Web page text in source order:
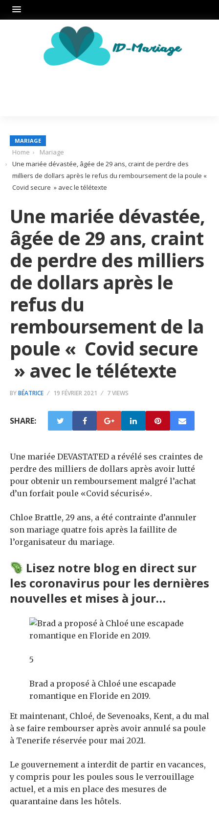
MARIAGE
Home
Mariage
Une mariée dévastée, âgée de 29 ans, craint de perdre des
milliers de dollars après le refus du remboursement de la poule «
Covid secure » avec le télétexte
Une mariée dévastée,
âgée de 29 ans, craint
de perdre des milliers
de dollars après le
refus du
remboursement de la
poule « Covid secure
» avec le télétexte
BYBÉATRICE 19 FÉVRIER 2021 7 VIEWS
SHARE:
Une mariée DEVASTATED a révélé ses craintes de
perdre des milliers de dollars après avoir lutté
pour obtenir un remboursement malgré l’achat
d’un forfait poule «Covid sécurisé».
Chloe Brattle, 29 ans, a été contrainte d’annuler
son mariage quatre fois après la faillite de
l’organisateur du mariage.
Lisez notre blog en direct sur
les coronavirus pour les dernières
nouvelles et mises à jour…
5
Brad a proposé à Chloé une escapade
romantique en Floride en 2019.
Et maintenant, Chloé, de Sevenoaks, Kent, a du mal
à se faire rembourser après avoir annulé sa poule
à Tenerife réservée pour mai 2021.
Le gouvernement a interdit de partir en vacances,
y compris pour les poules sous le verrouillage
actuel, et a mis en place des mesures de
quarantaine dans les hôtels.